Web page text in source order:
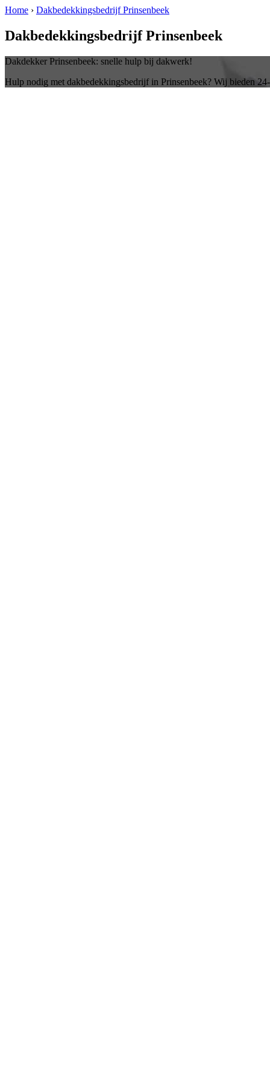
Home › Dakbedekkingsbedrijf Prinsenbeek
Dakbedekkingsbedrijf Prinsenbeek
Dakdekker Prinsenbeek: snelle hulp bij dakwerk!
Hulp nodig met dakbedekkingsbedrijf in Prinsenbeek? Wij bieden